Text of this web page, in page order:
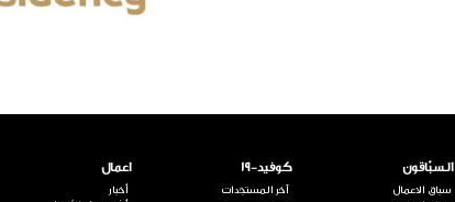
السبّاقون
سباق الاعمال
كوفيد-19
آخر المستجدات
اعمال
أخبار